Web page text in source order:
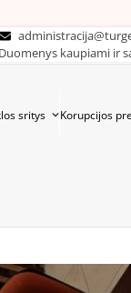
Duomenys kaupiami ir
sritys Korupcijos